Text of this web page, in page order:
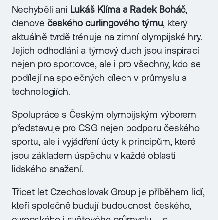
Nechyběli ani Lukáš Klíma a Radek Boháč,
členové českého curlingového týmu, který
aktuálně tvrdě trénuje na zimní olympijské hry.
Jejich odhodlání a týmový duch jsou inspirací
nejen pro sportovce, ale i pro všechny, kdo se
podílejí na společných cílech v průmyslu a
technologiích.
Spolupráce s Českým olympijským výborem
představuje pro CSG nejen podporu českého
sportu, ale i vyjádření úcty k principům, které
jsou základem úspěchu v každé oblasti
lidského snažení.
Třicet let Czechoslovak Group je příběhem lidí,
kteří společně budují budoucnost českého,